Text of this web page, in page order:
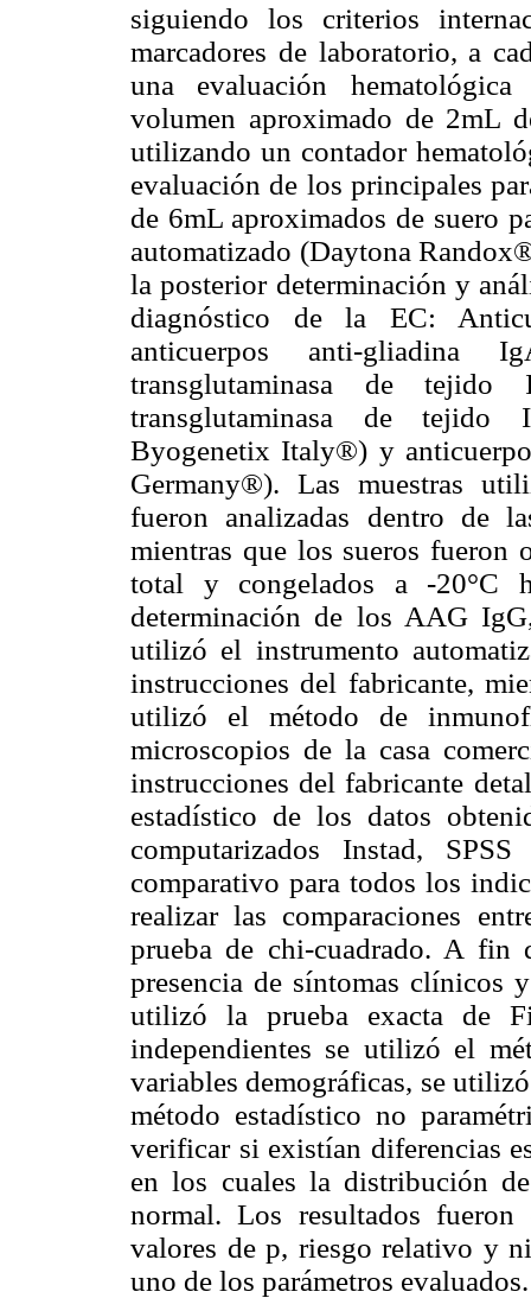
siguiendo los criterios
marcadores de laboratorio, a
una evaluación
volumen aproximado de 2mL
utilizando un contador
evaluación de los principales
de 6mL aproximados de suero
automatizado (Daytona
la posterior determinación y
diagnóstico de la EC:
anticuerpos anti-gliadina
transglutaminasa de
transglutaminasa de
Byogenetix Italy®) y
Germany®). Las muestras
fueron analizadas dentro de
mientras que los sueros fueron
total y congelados a -20°C
determinación de los AAG
utilizó el instrumento
instrucciones del fabricante,
utilizó el método de
microscopios de la casa
instrucciones del fabricante
estadístico de los datos
computarizados Instad,
comparativo para todos los
realizar las comparaciones
prueba de chi-cuadrado. A fin
presencia de síntomas clínicos
utilizó la prueba exacta de
independientes se utilizó el
variables demográficas, se
método estadístico no
verificar si existían diferencias
en los cuales la distribución
normal. Los resultados fueron
valores de p, riesgo relativo y
uno de los parámetros evaluados.